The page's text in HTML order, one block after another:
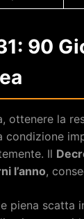
90
ottenere la
condizione
Il
l’anno,
piena scatta